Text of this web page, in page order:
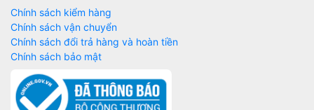
Chính sách kiểm hàng
Chính sách vận chuyển
Chính sách đổi trả hàng và hoàn tiền
Chính sách bảo mật